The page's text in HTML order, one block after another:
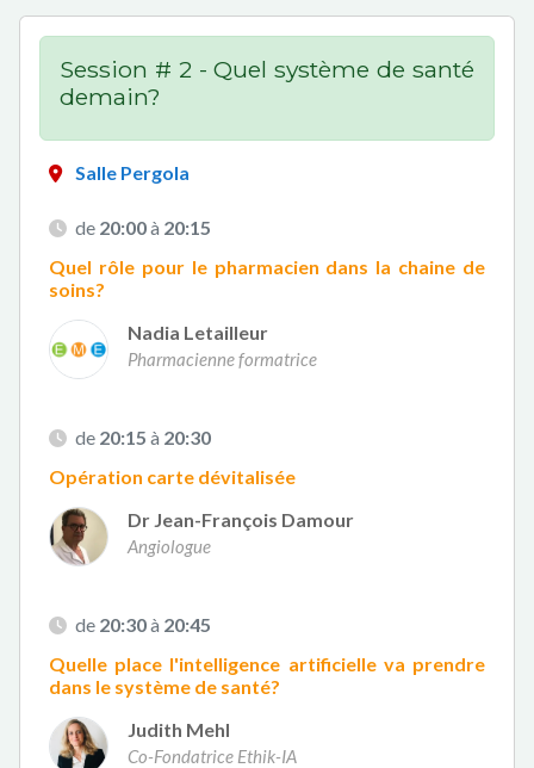
Session # 2 - Quel système de santé
demain?
Salle Pergola
de 20:00à 20:15
Quel rôle pour le pharmacien dans la chaine de
soins?
Nadia Letailleur
Pharmacienne formatrice
de 20:15 à 20:30
Opération carte dévitalisée
Dr Jean-François Damour
Angiologue
de 20:30à 20:45
Quelle place l'intelligence artificielle va prendre
dans le système de santé?
Judith Mehl
Co-Fondatrice Ethik-IA